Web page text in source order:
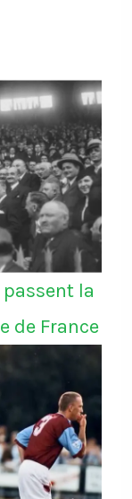
passent la
de France